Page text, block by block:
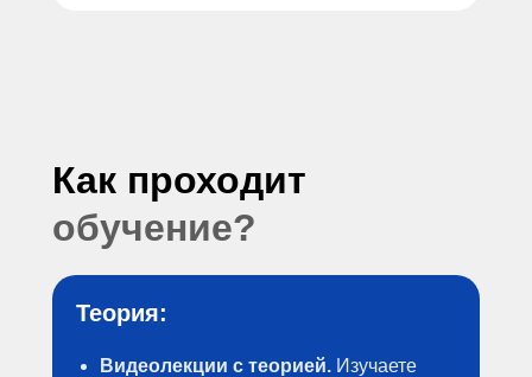
Как проходит
обучение?
Теория:
Видеолекции с теорией. Изучаете